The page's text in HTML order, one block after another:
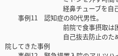
経鼻チューブを自己抜去さ
事例11 認知症の80代男性。
前院で食事摂取は困難と判
自己抜去防止のために拘
院してきた事例